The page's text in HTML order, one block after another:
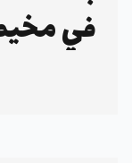
في